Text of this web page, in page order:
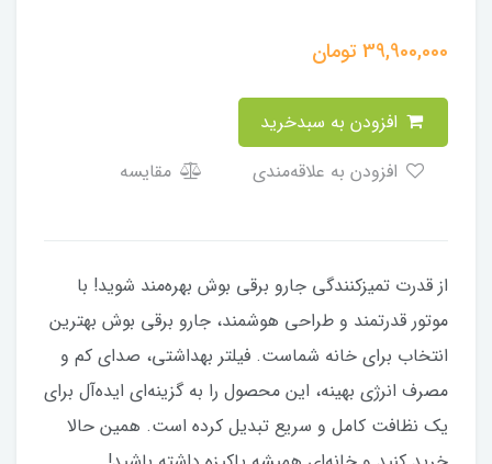
39,900,000تومان
مقایسه
از قدرت تمیزکنندگی جارو برقی بوش بهره‌مند شوید! با
موتور قدرتمند و طراحی هوشمند، جارو برقی بوش بهترین
انتخاب برای خانه شماست. فیلتر بهداشتی، صدای کم و
مصرف انرژی بهینه، این محصول را به گزینه‌ای ایده‌آل برای
یک نظافت کامل و سریع تبدیل کرده است. همین حالا